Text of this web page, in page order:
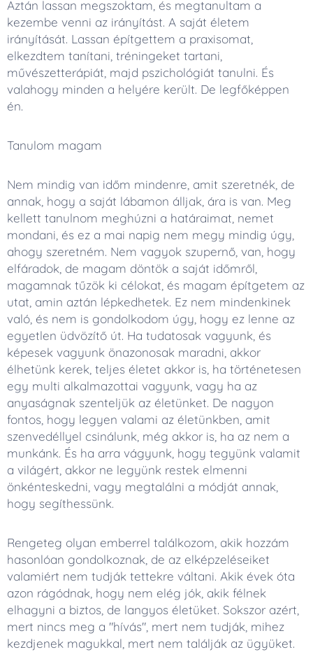
Aztán lassan megszoktam, és megtanultam a
kezembe venni az irányítást. A saját életem
irányítását. Lassan építgettem a praxisomat,
elkezdtem tanítani, tréningeket tartani,
művészetterápiát, majd pszichológiát tanulni. És
valahogy minden a helyére került. De legfőképpen
én.
Tanulom magam
Nem mindig van időm mindenre, amit szeretnék, de
annak, hogy a saját lábamon álljak, ára is van. Meg
kellett tanulnom meghúzni a határaimat, nemet
mondani, és ez a mai napig nem megy mindig úgy,
ahogy szeretném. Nem vagyok szupernő, van, hogy
elfáradok, de magam döntök a saját időmről,
magamnak tűzök ki célokat, és magam építgetem az
utat, amin aztán lépkedhetek. Ez nem mindenkinek
való, és nem is gondolkodom úgy, hogy ez lenne az
egyetlen üdvözítő út. Ha tudatosak vagyunk, és
képesek vagyunk önazonosak maradni, akkor
élhetünk kerek, teljes életet akkor is, ha történetesen
egy multi alkalmazottai vagyunk, vagy ha az
anyaságnak szenteljük az életünket. De nagyon
fontos, hogy legyen valami az életünkben, amit
szenvedéllyel csinálunk, még akkor is, ha az nem a
munkánk. És ha arra vágyunk, hogy tegyünk valamit
a világért, akkor ne legyünk restek elmenni
önkénteskedni, vagy megtalálni a módját annak,
hogy segíthessünk.
Rengeteg olyan emberrel találkozom, akik hozzám
hasonlóan gondolkoznak, de az elképzeléseiket
valamiért nem tudják tettekre váltani. Akik évek óta
azon rágódnak, hogy nem elég jók, akik félnek
elhagyni a biztos, de langyos életüket. Sokszor azért,
mert nincs meg a "hívás", mert nem tudják, mihez
kezdjenek magukkal, mert nem találják az ügyüket.